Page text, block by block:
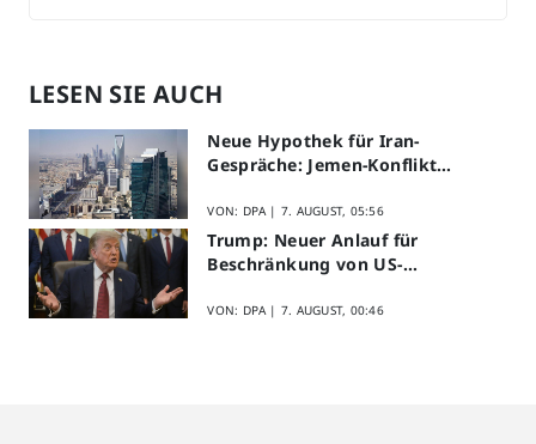
LESEN SIE AUCH
Neue Hypothek für Iran-
Gespräche: Jemen-Konflikt
VON: DPA | 7. AUGUST, 05:56
Trump: Neuer Anlauf für
Beschränkung von US-
VON: DPA | 7. AUGUST, 00:46